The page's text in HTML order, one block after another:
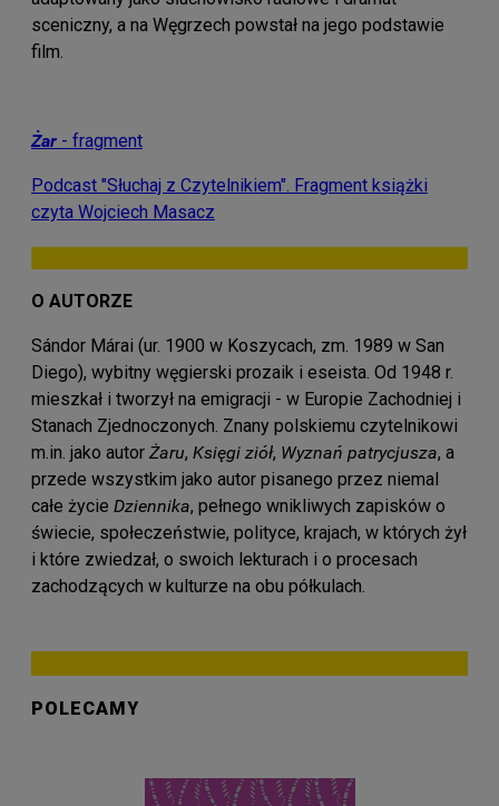
sceniczny, a na Węgrzech powstał na jego podstawie
film.
Żar - fragment
Podcast "Słuchaj z Czytelnikiem". Fragment książki
czyta Wojciech Masacz
O AUTORZE
Sándor Márai (ur. 1900 w Koszycach, zm. 1989 w San
Diego), wybitny węgierski prozaik i eseista. Od 1948 r.
mieszkał i tworzył na emigracji - w Europie Zachodniej i
Stanach Zjednoczonych. Znany polskiemu czytelnikowi
m.in. jako autor Żaru, Księgi ziół, Wyznań patrycjusza, a
przede wszystkim jako autor pisanego przez niemal
całe życie Dziennika, pełnego wnikliwych zapisków o
świecie, społeczeństwie, polityce, krajach, w których żył
i które zwiedzał, o swoich lekturach i o procesach
zachodzących w kulturze na obu półkulach.
POLECAMY